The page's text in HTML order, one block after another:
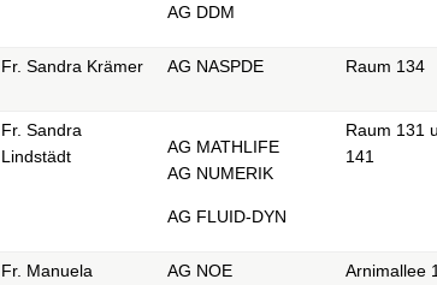
AG DDM
Fr. Sandra Krämer AG NASPDE Raum 134
Fr. Sandra
Lindstädt
AG MATHLIFE
AG NUMERIK
AG FLUID-DYN
Raum 131
141
Fr. Manuela
AG NOE
Arnimallee